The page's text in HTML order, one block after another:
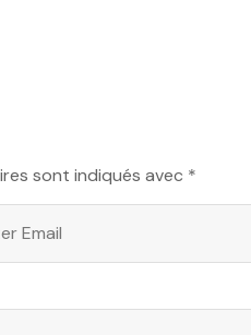
sont indiqués avec *